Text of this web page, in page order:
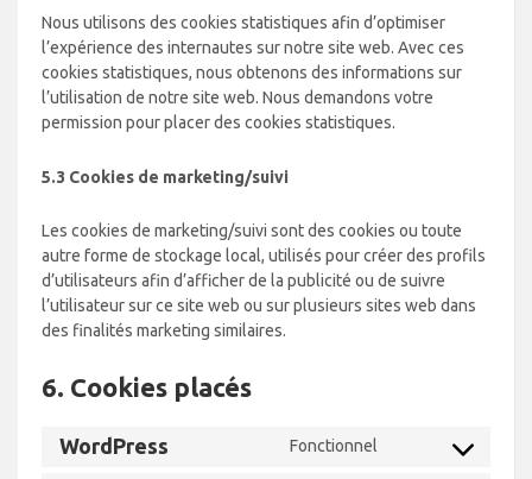
Nous utilisons des cookies statistiques afin d’optimiser
l’expérience des internautes sur notre site web. Avec ces
cookies statistiques, nous obtenons des informations sur
l’utilisation de notre site web. Nous demandons votre
permission pour placer des cookies statistiques.
5.3 Cookies de marketing/suivi
Les cookies de marketing/suivi sont des cookies ou toute
autre forme de stockage local, utilisés pour créer des profils
d’utilisateurs afin d’afficher de la publicité ou de suivre
l’utilisateur sur ce site web ou sur plusieurs sites web dans
des finalités marketing similaires.
6. Cookies placés
WordPress Fonctionnel
Consent